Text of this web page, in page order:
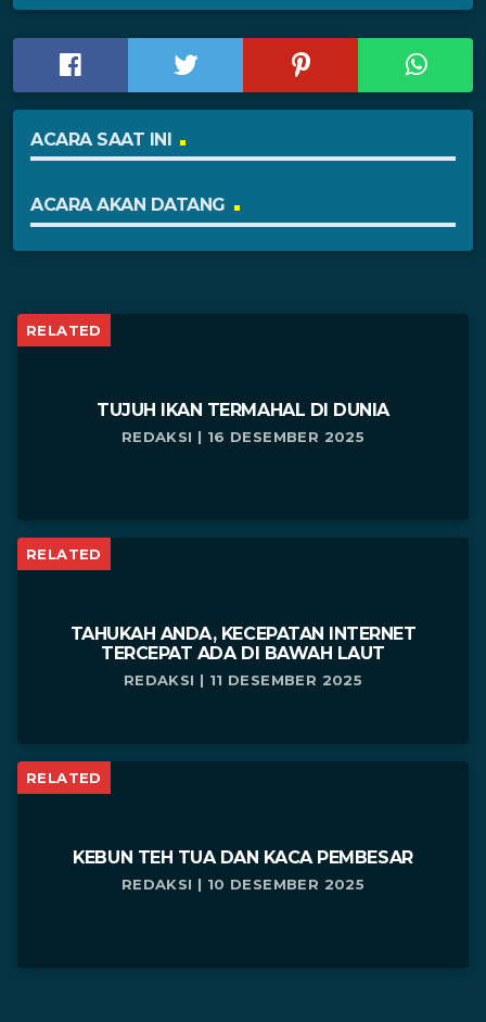
ACARA SAAT INI
ACARA AKAN DATANG
RELATED
TUJUH IKAN TERMAHAL DI DUNIA
REDAKSI | 16 DESEMBER 2025
RELATED
TAHUKAH ANDA, KECEPATAN INTERNET
TERCEPAT ADA DI BAWAH LAUT
REDAKSI | 11 DESEMBER 2025
RELATED
KEBUN TEH TUA DAN KACA PEMBESAR
REDAKSI | 10 DESEMBER 2025